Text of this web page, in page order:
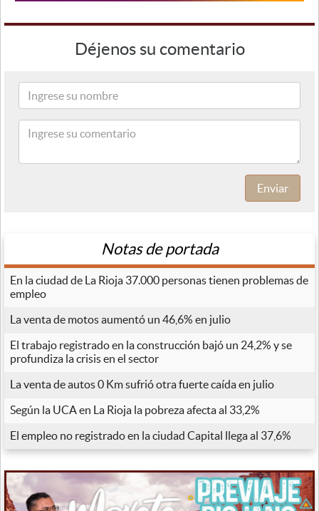
Déjenos su comentario
Enviar
Notas de portada
En la ciudad de La Rioja 37.000 personas tienen problemas de
empleo
La venta de motos aumentó un 46,6% en julio
El trabajo registrado en la construcción bajó un 24,2% y se
profundiza la crisis en el sector
La venta de autos 0 Km sufrió otra fuerte caída en julio
Según la UCA en La Rioja la pobreza afecta al 33,2%
El empleo no registrado en la ciudad Capital llega al 37,6%